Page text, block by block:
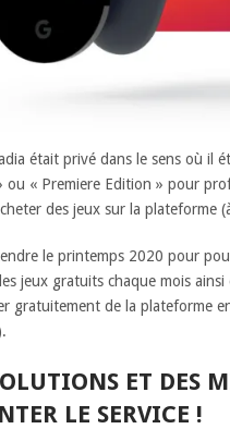
était privé dans le sens où il
ou « Premiere Edition » pour
des jeux sur la plateforme
le printemps 2020 pour
jeux gratuits chaque mois
gratuitement de la plateforme
ET DES
LE SERVICE !